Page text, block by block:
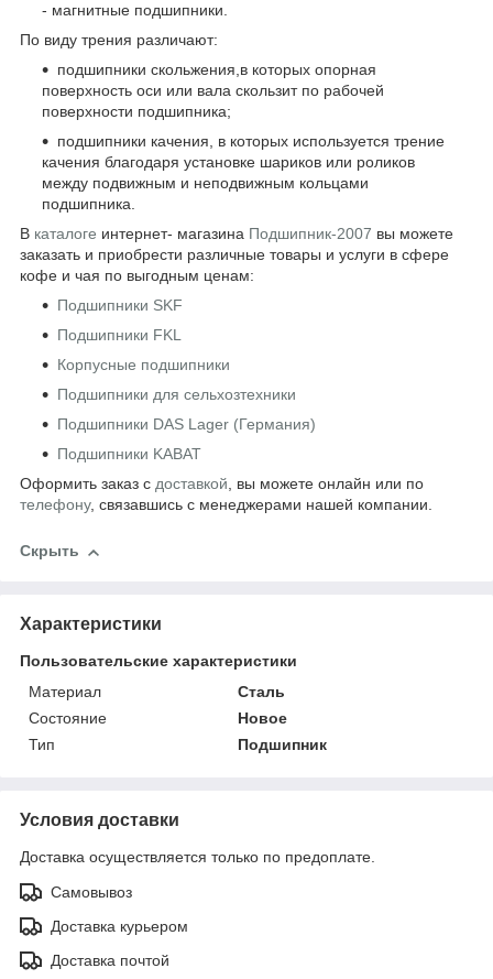
- магнитные подшипники.
По виду трения различают:
подшипники скольжения,в которых опорная
поверхность оси или вала скользит по рабочей
поверхности подшипника;
подшипники качения, в которых используется трение
качения благодаря установке шариков или роликов
между подвижным и неподвижным кольцами
подшипника.
В каталоге интернет- магазина Подшипник-2007 вы можете
заказать и приобрести различные товары и услуги в сфере
кофе и чая по выгодным ценам:
Подшипники SKF
Подшипники FKL
Корпусные подшипники
Подшипники для сельхозтехники
Подшипники DAS Lager (Германия)
Подшипники KABAT
Оформить заказ с доставкой, вы можете онлайн или по
телефону, связавшись с менеджерами нашей компании.
Скрыть
Характеристики
Пользовательские характеристики
Материал
Сталь
Состояние
Новое
Тип
Подшипник
Условия доставки
Доставка осуществляется только по предоплате.
Самовывоз
Доставка курьером
Доставка почтой